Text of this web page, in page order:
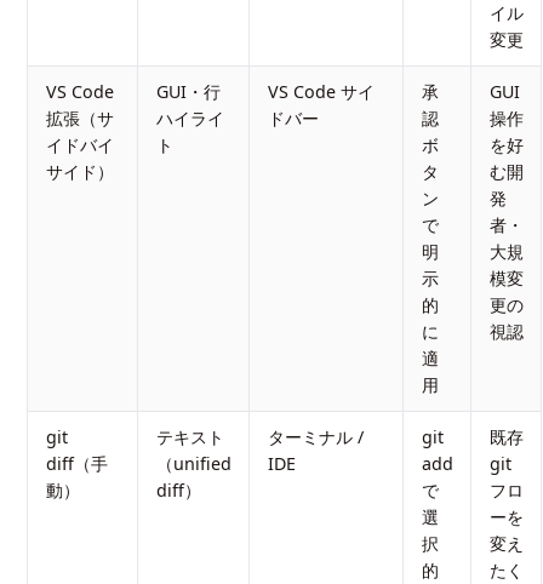
イル
変更
VS Code
拡張（サ
イドバイ
サイド）
GUI・行
ハイライ
ト
VS Code サイ
ドバー
承
認
ボ
タ
ン
で
明
示
的
に
適
用
GUI
操作
を好
む開
発
者・
大規
模変
更の
視認
git
diff（手
動）
テキスト
（unified
diff）
ターミナル /
IDE
git
add
で
選
択
的
既存
git
フロ
ーを
変え
たく